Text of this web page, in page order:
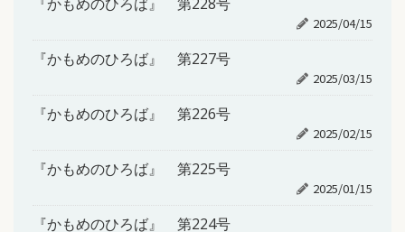
2025/04/15
『かもめのひろば』 第227号
2025/03/15
『かもめのひろば』 第226号
2025/02/15
『かもめのひろば』 第225号
2025/01/15
『かもめのひろば』 第224号